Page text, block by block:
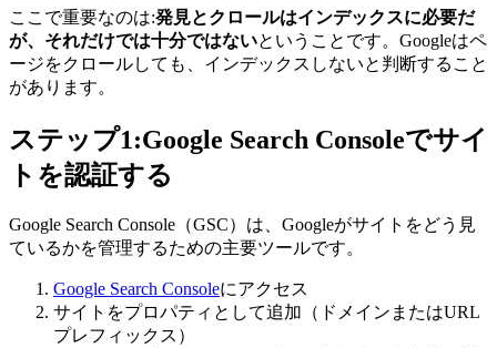
ここで重要なのは:発見とクロールはインデックスに必要だ
が、それだけでは十分ではないということです。Googleはペ
ージをクロールしても、インデックスしないと判断すること
があります。
ステップ1:Google Search Consoleでサイ
トを認証する
Google Search Console（GSC）は、Googleがサイトをどう見
ているかを管理するための主要ツールです。
Google Search Consoleにアクセス
サイトをプロパティとして追加（ドメインまたはURL
プレフィックス）